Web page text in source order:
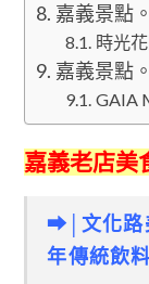
嘉義景點
時光
嘉義景點
GAIA
嘉義老店美
➡│文化路
年傳統飲